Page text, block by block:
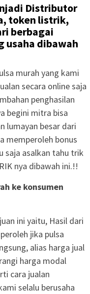
Distributor
token listrik,
berbagai
usaha dibawah
murah yang kami
secara online saja
penghasilan
begini mitra bisa
lumayan besar dari
memperoleh bonus
saja asalkan tahu trik
nya dibawah ini.!!
ke konsumen
ini yaitu, Hasil dari
jika pulsa
alias harga jual
harga modal
cara jualan
selalu berusaha